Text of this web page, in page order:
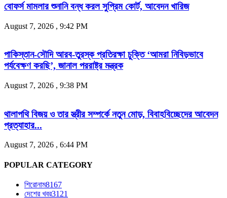
বোফর্স মামলার শুনানি বন্ধ করল সুপ্রিম কোর্ট, আবেদন খারিজ
August 7, 2026 , 9:42 PM
পাকিস্তান-সৌদি আরব-তুরস্ক প্রতিরক্ষা চুক্তি ‘আমরা নিবিড়ভাবে
পর্যবেক্ষণ করছি’, জানাল পররাষ্ট্র মন্ত্রক
August 7, 2026 , 9:38 PM
থালাপথি বিজয় ও তার স্ত্রীর সম্পর্কে নতুন মোড়, বিবাহবিচ্ছেদের আবেদন
প্রত্যাহার...
August 7, 2026 , 6:44 PM
POPULAR CATEGORY
শিরোনাম8167
দেশের খবর3121